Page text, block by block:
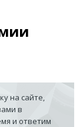
на сайте,
в
и ответим